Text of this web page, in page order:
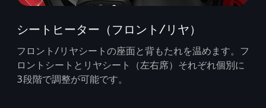
シートヒーター（フロント/リヤ）
フロント/リヤシートの座面と背もたれを温めます。フ
ロントシートとリヤシート（左右席）それぞれ個別に
3段階で調整が可能です。